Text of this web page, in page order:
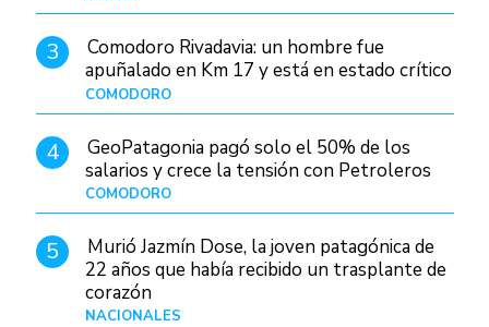
3
Comodoro Rivadavia: un hombre fue
apuñalado en Km 17 y está en estado crítico
COMODORO
4
GeoPatagonia pagó solo el 50% de los
salarios y crece la tensión con Petroleros
COMODORO
5
Murió Jazmín Dose, la joven patagónica de
22 años que había recibido un trasplante de
corazón
NACIONALES